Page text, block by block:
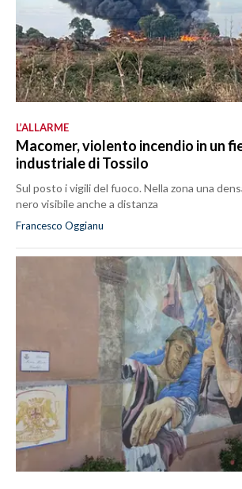
L’ALLARME
Macomer, violento incendio in un
industriale di Tossilo
Sul posto i vigili del fuoco. Nella zona una
nero visibile anche a distanza
Francesco Oggianu